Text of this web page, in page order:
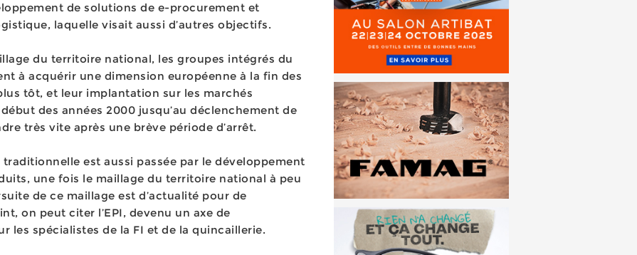
de solutions de e-procurement et
laquelle visait aussi d’autres objectifs.
du territoire national, les groupes intégrés du
à acquérir une dimension européenne à la fin des
tôt, et leur implantation sur les marchés
des années 2000 jusqu’au déclenchement de
très vite après une brève période d’arrêt.
est aussi passée par le développement
une fois le maillage du territoire national à peu
de ce maillage est d’actualité pour de
on peut citer l’EPI, devenu un axe de
les spécialistes de la FI et de la quincaillerie.